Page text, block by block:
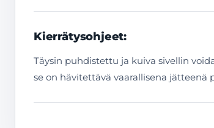
Kierrätysohjeet:
Täysin puhdistettu ja kuiva sivellin
se on hävitettävä vaarallisena